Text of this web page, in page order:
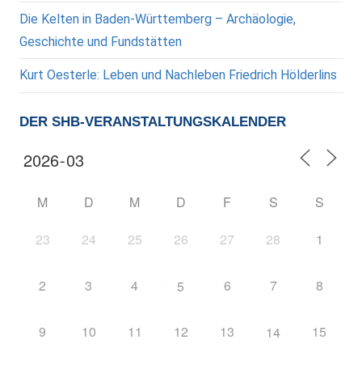
Die Kelten in Baden-Württemberg – Archäologie,
Geschichte und Fundstätten
Kurt Oesterle: Leben und Nachleben Friedrich Hölderlins
DER SHB-VERANSTALTUNGSKALENDER
M D M D F S S
23 24 25 26 27 28 1
2 3 4 5 6 7 8
9 10 11 12 13 14 15